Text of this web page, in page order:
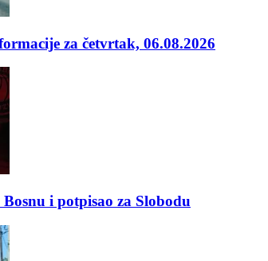
za četvrtak, 06.08.2026
i potpisao za Slobodu